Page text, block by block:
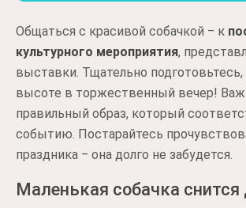
Общаться с красивой собачкой ‒ к
культурного мероприятия,
выставки. Тщательно подготовьтесь,
высоте в торжественный вечер!
правильный образ, который
событию. Постарайтесь
праздника ‒ она долго не забудется.
Маленькая собачка